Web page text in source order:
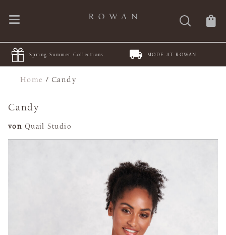
Spring Summer Collections MODE AT ROWAN
Home /Candy
Candy
von Quail Studio